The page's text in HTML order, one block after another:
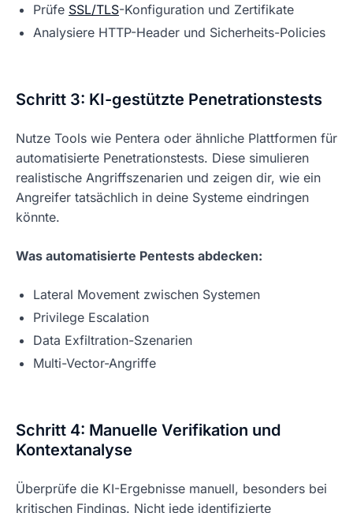
Prüfe SSL/TLS-Konfiguration und Zertifikate
Analysiere HTTP-Header und Sicherheits-Policies
Schritt 3: KI-gestützte Penetrationstests
Nutze Tools wie Pentera oder ähnliche Plattformen für
automatisierte Penetrationstests. Diese simulieren
realistische Angriffszenarien und zeigen dir, wie ein
Angreifer tatsächlich in deine Systeme eindringen
könnte.
Was automatisierte Pentests abdecken:
Lateral Movement zwischen Systemen
Privilege Escalation
Data Exfiltration-Szenarien
Multi-Vector-Angriffe
Schritt 4: Manuelle Verifikation und
Kontextanalyse
Überprüfe die KI-Ergebnisse manuell, besonders bei
kritischen Findings. Nicht jede identifizierte